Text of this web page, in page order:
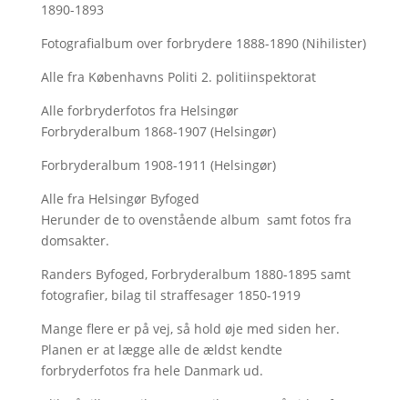
1890-1893
Fotografialbum over forbrydere 1888-1890 (Nihilister)
Alle fra Københavns Politi 2. politiinspektorat
Alle forbryderfotos fra Helsingør
Forbryderalbum 1868-1907 (Helsingør)
Forbryderalbum 1908-1911 (Helsingør)
Alle fra Helsingør Byfoged
Herunder de to ovenstående album samt fotos fra
domsakter.
Randers Byfoged, Forbryderalbum 1880-1895 samt
fotografier, bilag til straffesager 1850-1919
Mange flere er på vej, så hold øje med siden her.
Planen er at lægge alle de ældst kendte
forbryderfotos fra hele Danmark ud.